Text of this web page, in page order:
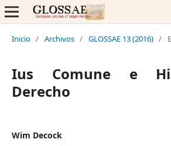
Inicio / Archivos / GLOSSAE 13 (2016) /
Ius Comune e
Derecho
Wim Decock